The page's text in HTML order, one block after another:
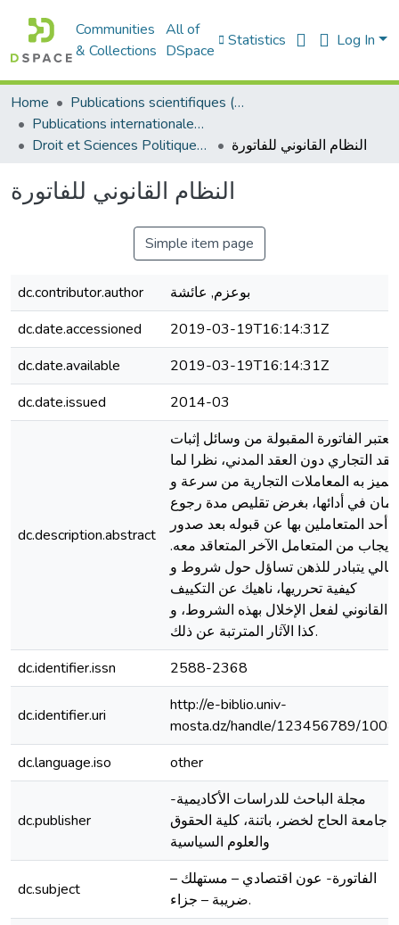
Communities
& Collections
All of
DSpace
Statistics Log In
Home
Publications scientifiques (Laboratoires)
Publications internationales - منشورات دولية
Droit et Sciences Politiques - الحقوق و العلوم السياسية
النظام القانوني للفاتورة
النظام القانوني للفاتورة
Simple item page
dc.contributor.author
بوعزم, عائشة
dc.date.accessioned
2019-03-19T16:14:31Z
dc.date.available
2019-03-19T16:14:31Z
dc.date.issued
2014-03
dc.description.abstract
تعتبر الفاتورة المقبولة من وسائل إثبات
التجاري دون العقد المدني، نظرا لما
تتميز به المعاملات التجارية من سرعة و
في أدائها، بغرض تقليص مدة رجوع
أحد المتعاملين بها عن قبوله بعد صدور
الإيجاب من المتعامل الآخر المتعاقد معه.
يتبادر للذهن تساؤل حول شروط و
كيفية تحرريها، ناهيك عن التكييف
القانوني لفعل الإخلال بهذه الشروط، و
كذا الآثار المترتبة عن ذلك.
dc.identifier.issn
2588-2368
dc.identifier.uri
http://e-biblio.univ-
mosta.dz/handle/123456789/
dc.language.iso
other
dc.publisher
مجلة الباحث للدراسات الأكاديمية-
جامعة الحاج لخضر، باتنة، كلية الحقوق
والعلوم السياسية
dc.subject
الفاتورة- عون اقتصادي – مستهلك –
ضريبة – جزاء.